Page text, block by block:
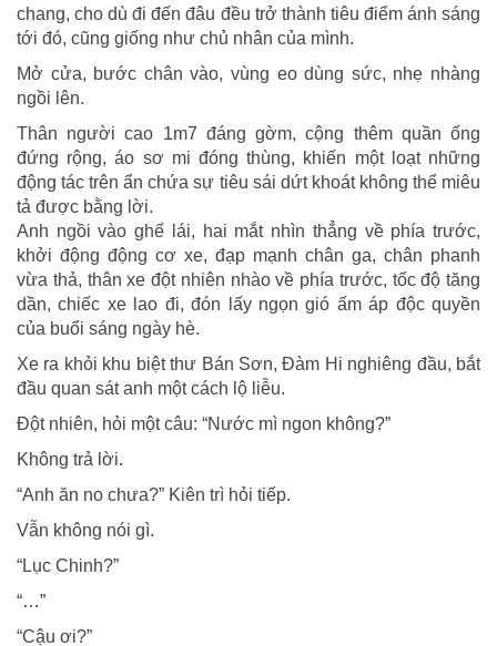
chang, cho dù đi đến đâu đều trở thành tiêu điểm ánh sáng
tới đó, cũng giống như chủ nhân của mình.
Mở cửa, bước chân vào, vùng eo dùng sức, nhẹ nhàng
ngồi lên.
Thân người cao 1m7 đáng gờm, cộng thêm quần ống
đứng rộng, áo sơ mi đóng thùng, khiến một loạt những
động tác trên ẩn chứa sự tiêu sái dứt khoát không thể miêu
tả được bằng lời.
Anh ngồi vào ghế lái, hai mắt nhìn thẳng về phía trước,
khởi động động cơ xe, đạp mạnh chân ga, chân phanh
vừa thả, thân xe đột nhiên nhào về phía trước, tốc độ tăng
dần, chiếc xe lao đi, đón lấy ngọn gió ấm áp độc quyền
của buổi sáng ngày hè.
Xe ra khỏi khu biệt thư Bán Sơn, Đàm Hi nghiêng đầu, bắt
đầu quan sát anh một cách lộ liễu.
Đột nhiên, hỏi một câu: “Nước mì ngon không?”
Không trả lời.
“Anh ăn no chưa?” Kiên trì hỏi tiếp.
Vẫn không nói gì.
“Lục Chinh?”
“…”
“Cậu ơi?”